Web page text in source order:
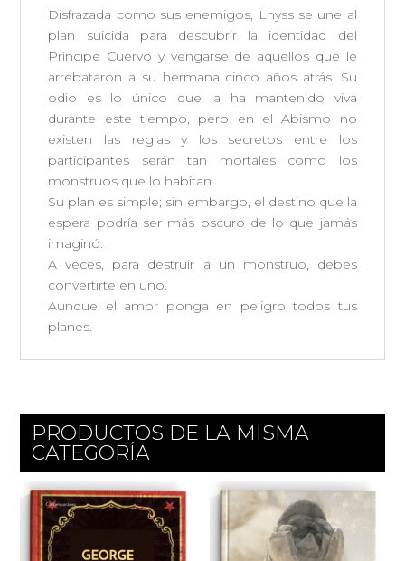
Disfrazada como sus enemigos, Lhyss se une al
plan suicida para descubrir la identidad del
Príncipe Cuervo y vengarse de aquellos que le
arrebataron a su hermana cinco años atrás. Su
odio es lo único que la ha mantenido viva
durante este tiempo, pero en el Abismo no
existen las reglas y los secretos entre los
participantes serán tan mortales como los
monstruos que lo habitan.
Su plan es simple; sin embargo, el destino que la
espera podría ser más oscuro de lo que jamás
imaginó.
A veces, para destruir a un monstruo, debes
convertirte en uno.
Aunque el amor ponga en peligro todos tus
planes.
PRODUCTOS DE LA MISMA
CATEGORÍA